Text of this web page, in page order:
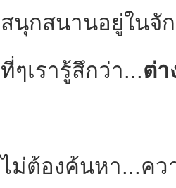
สนุกสนานอยู่ในจั
ที่ๆเรารู้สึกว่า...ต่า
ไม่ต้องค้นหา...คว